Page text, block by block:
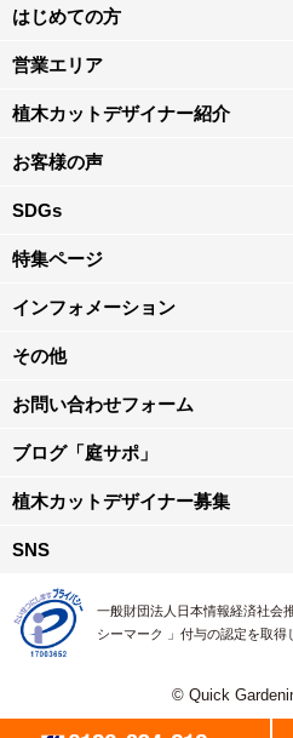
はじめての方
営業エリア
植木カットデザイナー紹介
お客様の声
SDGs
特集ページ
インフォメーション
その他
お問い合わせフォーム
ブログ「庭サポ」
植木カットデザイナー募集
SNS
一般財団法人日本情報経済社会
シーマーク 」付与の認定を取得
© Quick